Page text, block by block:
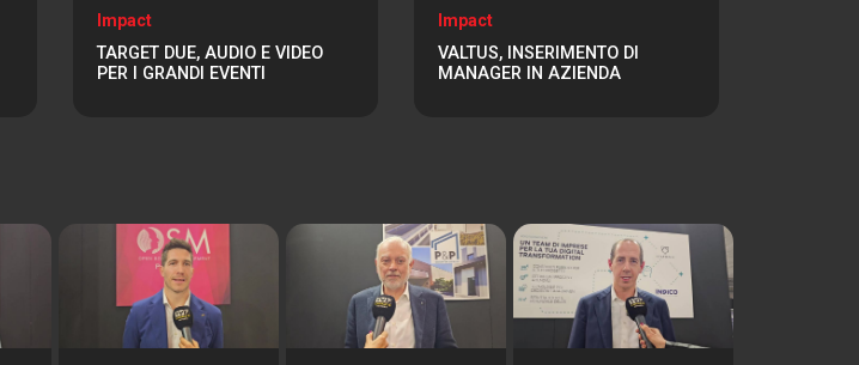
Impact
TARGET DUE, AUDIO E VIDEO
PER I GRANDI EVENTI
Impact
VALTUS, INSERIMENTO DI
MANAGER IN AZIENDA